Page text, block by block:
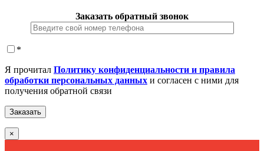
Заказать обратный звонок
*
Я прочитал Политику конфиденциальности и правила
обработки персональных данных и согласен с ними для
получения обратной связи
×